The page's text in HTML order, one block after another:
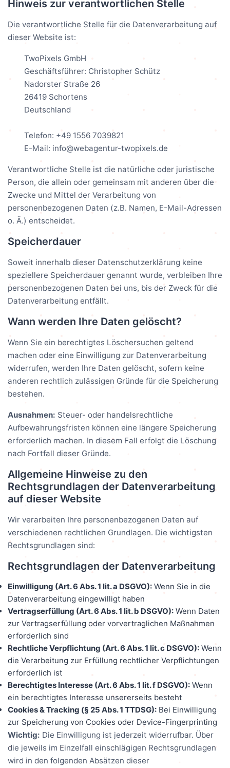
Hinweis zur verantwortlichen Stelle
Die verantwortliche Stelle für die Datenverarbeitung auf
dieser Website ist:
TwoPixels GmbH
Geschäftsführer: Christopher Schütz
Nadorster Straße 26
26419 Schortens
Deutschland
Telefon: +49 1556 7039821
E-Mail: info@webagentur-twopixels.de
Verantwortliche Stelle ist die natürliche oder juristische
Person, die allein oder gemeinsam mit anderen über die
Zwecke und Mittel der Verarbeitung von
personenbezogenen Daten (z.B. Namen, E-Mail-Adressen
o. Ä.) entscheidet.
Speicherdauer
Soweit innerhalb dieser Datenschutzerklärung keine
speziellere Speicherdauer genannt wurde, verbleiben Ihre
personenbezogenen Daten bei uns, bis der Zweck für die
Datenverarbeitung entfällt.
Wann werden Ihre Daten gelöscht?
Wenn Sie ein berechtigtes Löschersuchen geltend
machen oder eine Einwilligung zur Datenverarbeitung
widerrufen, werden Ihre Daten gelöscht, sofern keine
anderen rechtlich zulässigen Gründe für die Speicherung
bestehen.
Ausnahmen: Steuer- oder handelsrechtliche
Aufbewahrungsfristen können eine längere Speicherung
erforderlich machen. In diesem Fall erfolgt die Löschung
nach Fortfall dieser Gründe.
Allgemeine Hinweise zu den
Rechtsgrundlagen der Datenverarbeitung
auf dieser Website
Wir verarbeiten Ihre personenbezogenen Daten auf
verschiedenen rechtlichen Grundlagen. Die wichtigsten
Rechtsgrundlagen sind:
Rechtsgrundlagen der Datenverarbeitung
Einwilligung (Art. 6 Abs. 1 lit. a DSGVO): Wenn Sie in die
Datenverarbeitung eingewilligt haben
Vertragserfüllung (Art. 6 Abs. 1 lit. b DSGVO): Wenn Daten
zur Vertragserfüllung oder vorvertraglichen Maßnahmen
erforderlich sind
Rechtliche Verpflichtung (Art. 6 Abs. 1 lit. c DSGVO): Wenn
die Verarbeitung zur Erfüllung rechtlicher Verpflichtungen
erforderlich ist
Berechtigtes Interesse (Art. 6 Abs. 1 lit. f DSGVO): Wenn
ein berechtigtes Interesse unsererseits besteht
Cookies & Tracking (§ 25 Abs. 1 TTDSG): Bei Einwilligung
zur Speicherung von Cookies oder Device-Fingerprinting
Wichtig: Die Einwilligung ist jederzeit widerrufbar. Über
die jeweils im Einzelfall einschlägigen Rechtsgrundlagen
wird in den folgenden Absätzen dieser